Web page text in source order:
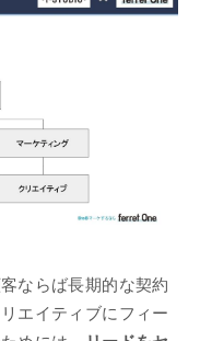
ならば長期的な契約
エイティブにフィー